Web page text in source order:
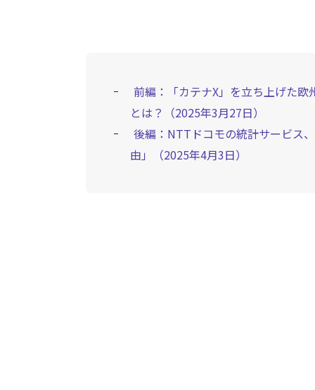
前編：「カテナX」を立ち上げた欧
とは？（2025年3月27日）
後編：NTTドコモの統計サービス
由」（2025年4月3日）